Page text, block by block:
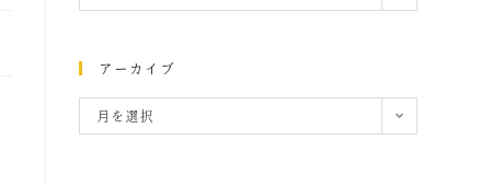
アーカイブ
月を選択